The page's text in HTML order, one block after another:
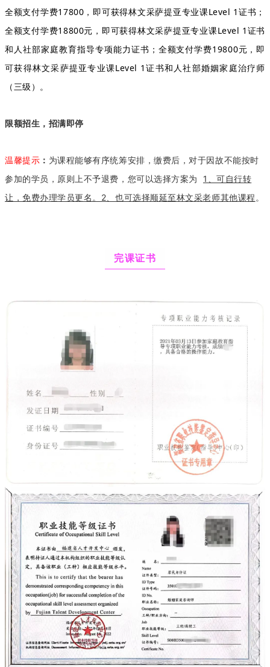
全额支付学费17800，即可获得林文采萨提亚专业课Level 1证书；
全额支付学费18800元，即可获得林文采萨提亚专业课Level 1证书
和人社部家庭教育指导专项能力证书；全额支付学费19800元，即
可获得林文采萨提亚专业课Level 1证书和人社部婚姻家庭治疗师
（三级）。
限额招生，招满即停
温馨提示 ： 为课程能够有序统筹安排，缴费后，对于因故不能按时
参加的学员，原则上不予退费，您可以选择方案为 1、可自行转
让，免费办理学员更名。2、也可选择顺延至林文采老师其他课程 。
完课证书